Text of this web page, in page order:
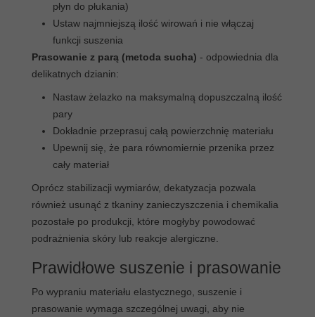
płyn do płukania)
Ustaw najmniejszą ilość wirowań i nie włączaj
funkcji suszenia
Prasowanie z parą (metoda sucha) - odpowiednia dla
delikatnych dzianin:
Nastaw żelazko na maksymalną dopuszczalną ilość
pary
Dokładnie przeprasuj całą powierzchnię materiału
Upewnij się, że para równomiernie przenika przez
cały materiał
Oprócz stabilizacji wymiarów, dekatyzacja pozwala
również usunąć z tkaniny zanieczyszczenia i chemikalia
pozostałe po produkcji, które mogłyby powodować
podrażnienia skóry lub reakcje alergiczne.
Prawidłowe suszenie i prasowanie
Po wypraniu materiału elastycznego, suszenie i
prasowanie wymaga szczególnej uwagi, aby nie